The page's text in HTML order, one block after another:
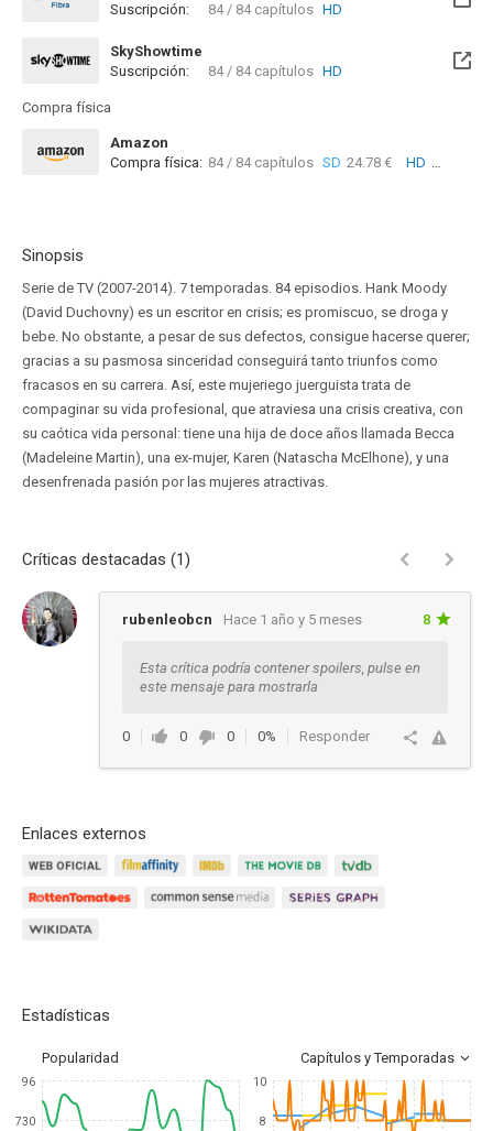
Disponible hasta el Sab, 19 Jun 2027 (Quedan 10 meses)
Suscripción: 84 / 84 capítulos HD
SkyShowtime
Disponible hasta el Sab, 19 Jun 2027 (Quedan 10 meses)
Suscripción: 84 / 84 capítulos HD
Compra física
Amazon
Compra física: 84 / 84 capítulos SD 24.78 € HD
Sinopsis
Serie de TV (2007-2014). 7 temporadas. 84 episodios. Hank Moody
(David Duchovny) es un escritor en crisis; es promiscuo, se droga y
bebe. No obstante, a pesar de sus defectos, consigue hacerse querer;
gracias a su pasmosa sinceridad conseguirá tanto triunfos como
fracasos en su carrera. Así, este mujeriego juerguista trata de
compaginar su vida profesional, que atraviesa una crisis creativa, con
su caótica vida personal: tiene una hija de doce años llamada Becca
(Madeleine Martin), una ex-mujer, Karen (Natascha McElhone), y una
desenfrenada pasión por las mujeres atractivas.
Críticas destacadas (1)
rubenleobcn Hace 1 año y 5 meses 8
Esta crítica podría contener spoilers, pulse en
este mensaje para mostrarla
0 0 0 0% Responder
Enlaces externos
Estadísticas
Popularidad Capítulos y Temporadas
96
730
10
8